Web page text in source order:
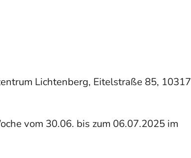
Lichtenberg, Eitelstraße 85, 10317
vom 30.06. bis zum 06.07.2025 im